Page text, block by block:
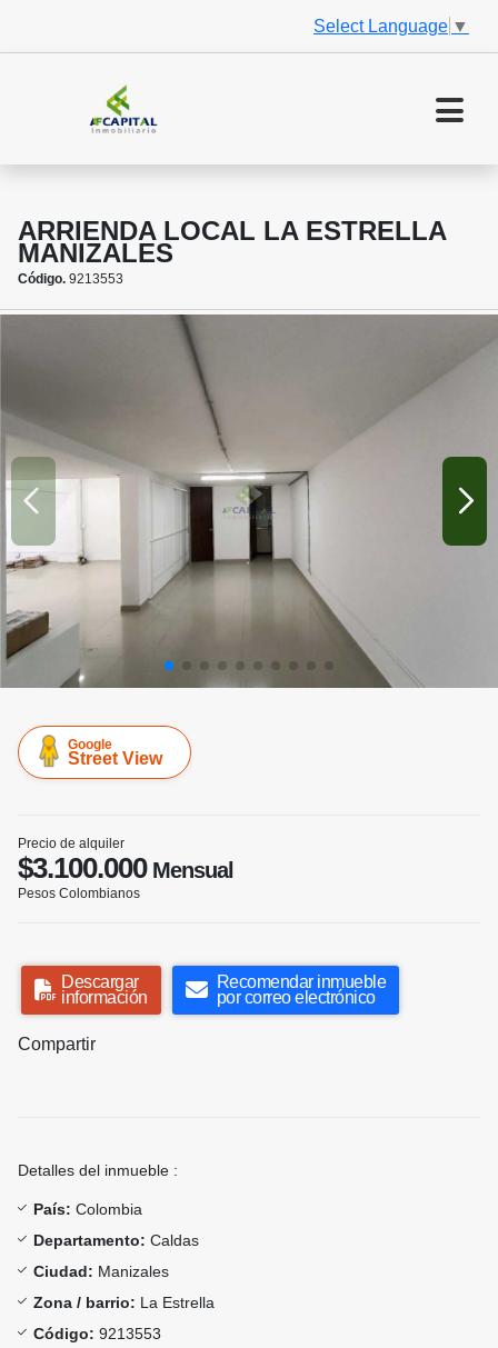
Select Language ▼
ARRIENDA LOCAL LA ESTRELLA
MANIZALES
Código. 9213553
Google
Street View
Precio de alquiler
$3.100.000Mensual
Pesos Colombianos
Descargar
información
Recomendar inmueble
por correo electrónico
Compartir
Detalles del inmueble :
País: Colombia
Departamento: Caldas
Ciudad: Manizales
Zona / barrio: La Estrella
Código: 9213553